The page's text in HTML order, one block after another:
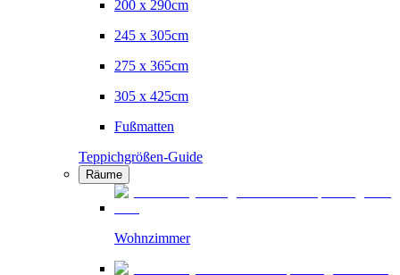
200 x 290cm
245 x 305cm
275 x 365cm
305 x 425cm
Fußmatten
Teppichgrößen-Guide
Räume
Wohnzimmer